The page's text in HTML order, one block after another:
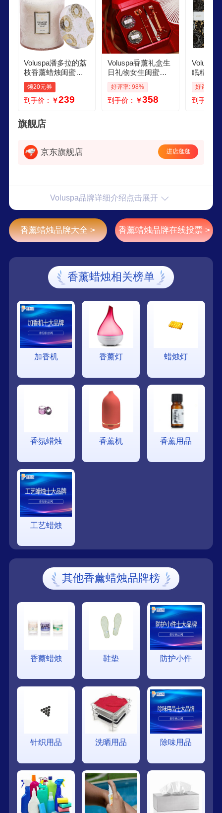
Voluspa潘多拉的荔
枝香薰蜡烛闺蜜生
日情人节礼物510g
情人节送礼礼物
领20元券
到手价： ￥239
Voluspa香薰礼盒生
日礼物女生闺蜜高
级小众眠助蜡烛实
用新婚结婚新人新
年 荔枝琥珀礼盒礼
好评率: 98%
到手价： ￥358
Voluspa
眠精油
用卧室
薰衣草
婚 枸杞
好评率:
到手价：
旗舰店
京东旗舰店 进店逛逛
Voluspa品牌详细介绍点击展开
香薰蜡烛品牌大全 > 香薰蜡烛品牌在线投票 >
香薰蜡烛相关榜单
加香机 香薰灯 蜡烛灯
香氛蜡烛 香薰机 香薰用品
工艺蜡烛
其他香薰蜡烛品牌榜
香薰蜡烛 鞋垫 防护小件
针织用品 洗晒用品 除味用品